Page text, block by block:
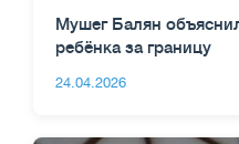
Мушег Балян
ребёнка за границу
24.04.2026